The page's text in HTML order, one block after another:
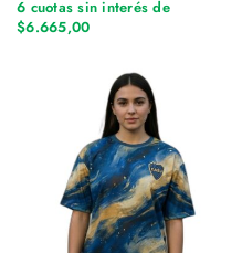
6 cuotas sin interés de
$6.665,00